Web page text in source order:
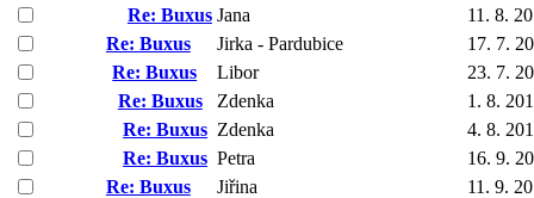
Re: Buxus Jana
11. 8.
Re: Buxus
Jirka - Pardubice
17. 7.
Re: Buxus
Libor
23. 7.
Re: Buxus
Zdenka
1. 8.
Re: Buxus Zdenka
4. 8.
Re: Buxus Petra
16. 9.
Re: Buxus
Jiřina
11. 9.